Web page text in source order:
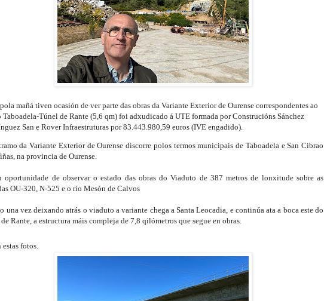
mañá tiven ocasión de ver parte das obras da Variante Exterior de Ourense correspondentes ao
Taboadela-Túnel de Rante (5,6 qm) foi adxudicado á UTE formada por Construcións Sánchez
San e Rover Infraestruturas por 83.443.980,59 euros (IVE engadido).
da Variante Exterior de Ourense discorre polos termos municipais de Taboadela e San Cibrao
na provincia de Ourense.
oportunidade de observar o estado das obras do Viaduto de 387 metros de lonxitude sobre as
OU-320, N-525 e o río Mesón de Calvos
una vez deixando atrás o viaduto a variante chega a Santa Leocadia, e continúa ata a boca este do
Rante, a estructura máis compleja de 7,8 qilómetros que segue en obras.
fotos.